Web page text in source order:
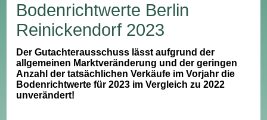
Bodenrichtwerte Berlin
Reinickendorf 2023
Der Gutachterausschuss lässt aufgrund der
allgemeinen Marktveränderung und der geringen
Anzahl der tatsächlichen Verkäufe im Vorjahr die
Bodenrichtwerte für 2023 im Vergleich zu 2022
unverändert!